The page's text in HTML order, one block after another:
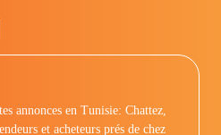
annonces en Tunisie: Chattez,
et acheteurs prés de chez